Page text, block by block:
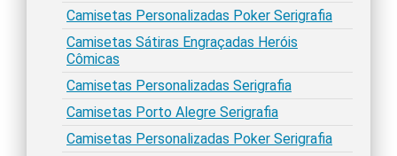
Camisetas Personalizadas Poker Serigrafia
Camisetas Sátiras Engraçadas Heróis
Cômicas
Camisetas Personalizadas Serigrafia
Camisetas Porto Alegre Serigrafia
Camisetas Personalizadas Poker Serigrafia